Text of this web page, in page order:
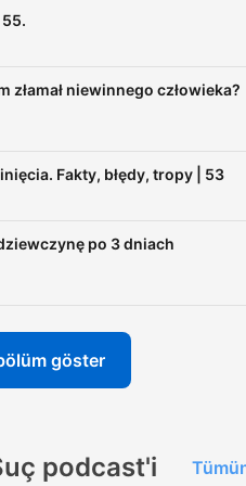
złamał niewinnego człowieka?
Fakty, błędy, tropy | 53
po 3 dniach
göster
podcast'i